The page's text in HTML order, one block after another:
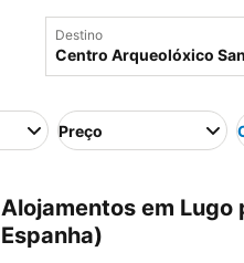
Destino
Preço
Alojamentos em Lugo
Espanha)